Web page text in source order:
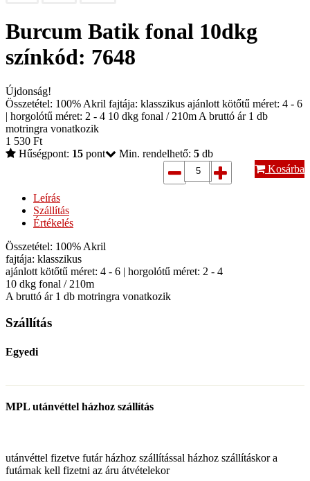
Burcum Batik fonal 10dkg
színkód: 7648
Újdonság!
Összetétel: 100% Akril fajtája: klasszikus ajánlott kötőtű méret: 4 - 6
| horgolótű méret: 2 - 4 10 dkg fonal / 210m A bruttó ár 1 db
motringra vonatkozik
1 530 Ft
Hűségpont: 15 pont Min. rendelhető: 5 db
Kosárba
Leírás
Szállítás
Értékelés
Összetétel: 100% Akril
fajtája: klasszikus
ajánlott kötőtű méret: 4 - 6 | horgolótű méret: 2 - 4
10 dkg fonal / 210m
A bruttó ár 1 db motringra vonatkozik
Szállítás
Egyedi
MPL utánvéttel házhoz szállítás
utánvéttel fizetve futár házhoz szállítással házhoz szállításkor a
futárnak kell fizetni az áru átvételekor